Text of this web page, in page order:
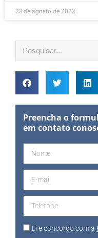
23 de agosto de 2022
Preencha o
em contato
Li e concordo com a